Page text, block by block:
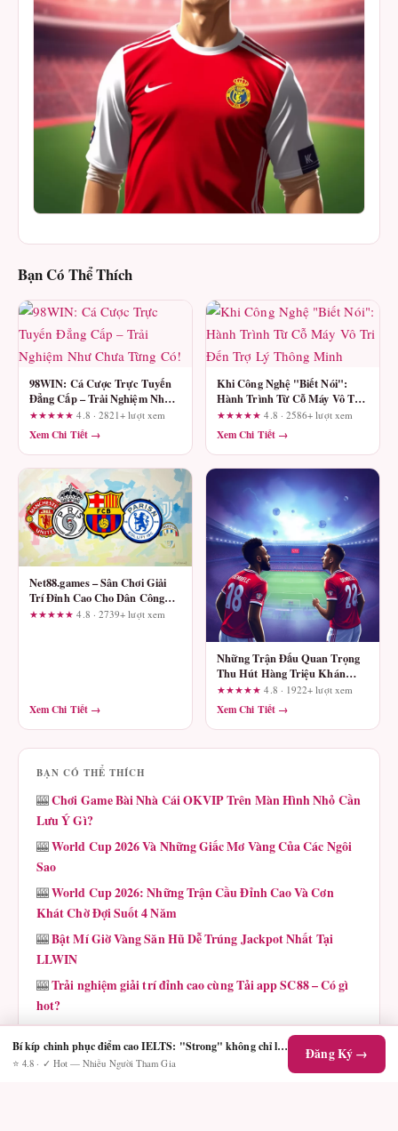
Bạn Có Thể Thích
98WIN: Cá Cược Trực Tuyến
Đẳng Cấp – Trải Nghiệm Như
Chưa Từng Có!
★★★★★4.8 · 2821+ lượt xem
Xem Chi Tiết →
Khi Công Nghệ "Biết Nói":
Hành Trình Từ Cỗ Máy Vô Tri
Đến Trợ Lý Thông Minh
★★★★★4.8 · 2586+ lượt xem
Xem Chi Tiết →
Net88.games – Sân Chơi Giải
Trí Đỉnh Cao Cho Dân Công
Nghệ
★★★★★4.8 · 2739+ lượt xem
Xem Chi Tiết →
Những Trận Đấu Quan Trọng
Thu Hút Hàng Triệu Khán
Giả: Điều Gì Khiến Chúng Trở
Nên Đặc Biệt?
★★★★★4.8 · 1922+ lượt xem
Xem Chi Tiết →
BẠN CÓ THỂ THÍCH
🎰Chơi Game Bài Nhà Cái OKVIP Trên Màn Hình Nhỏ Cần
Lưu Ý Gì?
🎰World Cup 2026 Và Những Giấc Mơ Vàng Của Các Ngôi
Sao
🎰World Cup 2026: Những Trận Cầu Đỉnh Cao Và Cơn
Khát Chờ Đợi Suốt 4 Năm
🎰Bật Mí Giờ Vàng Săn Hũ Dễ Trúng Jackpot Nhất Tại
LLWIN
🎰Trải nghiệm giải trí đỉnh cao cùng Tải app SC88 – Có gì
hot?
🎰RR88K1.com: Nền tảng giải trí trực tuyến đang làm mưa
làm gió
QQ88 Mới Nhất: Trải Nghiệm Giải Trí Đỉnh Cao Tại
Bí kíp chinh phục điểm cao IELTS: "Strong" không chỉ là mạnh mẽ
⭐ 4.8 · ✓ Hot — Nhiều Người Tham Gia
Đăng Ký →